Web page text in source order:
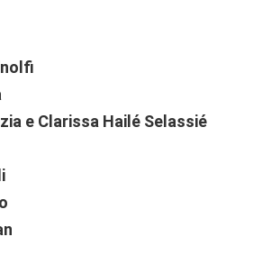
e Clarissa Hailé Selassié